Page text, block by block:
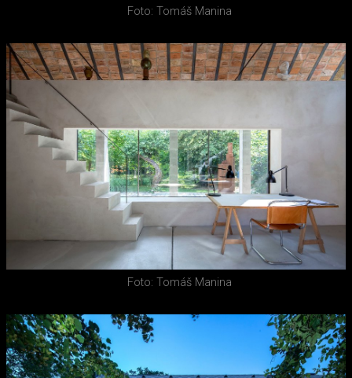
Foto: Tomáš Manina
Foto: Tomáš Manina